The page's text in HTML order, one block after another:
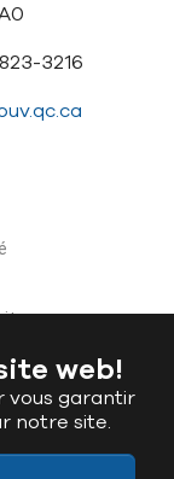
web!
vous garantir
notre site.
3216